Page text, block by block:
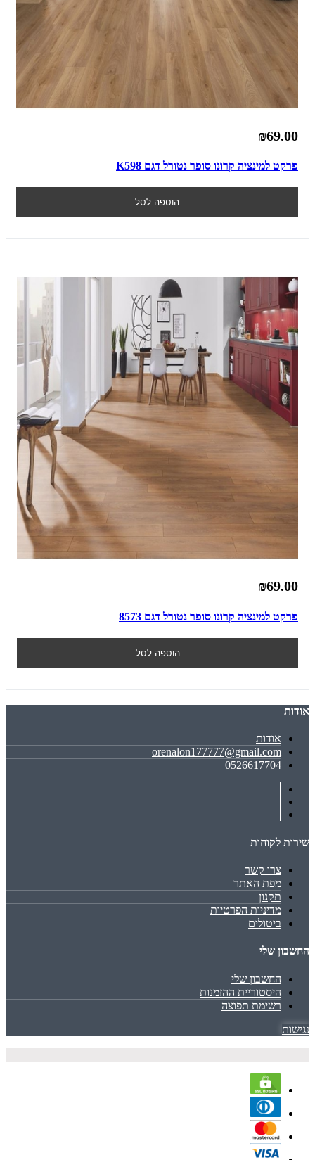
₪69.00
פרקט למינציה קרונו סופר נטורל דגם K598
הוספה לסל
₪69.00
פרקט למינציה קרונו סופר נטורל דגם 8573
הוספה לסל
אודות
אודות
orenalon177777@gmail.com
0526617704
שירות לקוחות
צרו קשר
מפת האתר
תקנון
מדיניות הפרטיות
ביטולים
החשבון שלי
החשבון שלי
היסטוריית ההזמנות
רשימת תפוצה
נגישות